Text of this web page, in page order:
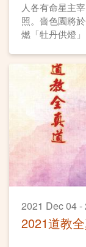
人各有命星主
照。嗇色園將
燃「牡丹供燈
自身「本命星
照、福德無量。
2021 Dec 04 -
2021道教